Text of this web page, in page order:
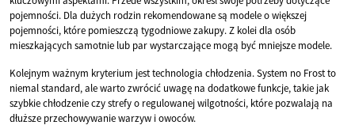
pojemności. Dla dużych rodzin rekomendowane są modele o większej
pojemności, które pomieszczą tygodniowe zakupy. Z kolei dla osób
mieszkających samotnie lub par wystarczające mogą być mniejsze modele.
Kolejnym ważnym kryterium jest technologia chłodzenia. System no Frost to
niemal standard, ale warto zwrócić uwagę na dodatkowe funkcje, takie jak
szybkie chłodzenie czy strefy o regulowanej wilgotności, które pozwalają na
dłuższe przechowywanie warzyw i owoców.